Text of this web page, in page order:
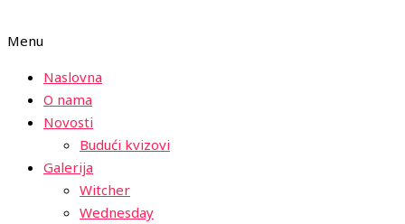
Menu
Naslovna
O nama
Novosti
Budući kvizovi
Galerija
Witcher
Wednesday